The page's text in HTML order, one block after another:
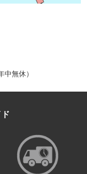
無休）